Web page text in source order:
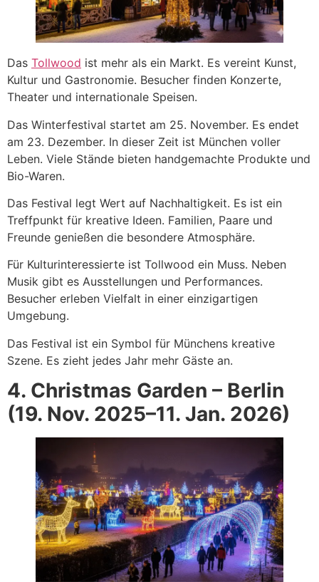
Das Tollwood ist mehr als ein Markt. Es vereint Kunst,
Kultur und Gastronomie. Besucher finden Konzerte,
Theater und internationale Speisen.
Das Winterfestival startet am 25. November. Es endet
am 23. Dezember. In dieser Zeit ist München voller
Leben. Viele Stände bieten handgemachte Produkte und
Bio-Waren.
Das Festival legt Wert auf Nachhaltigkeit. Es ist ein
Treffpunkt für kreative Ideen. Familien, Paare und
Freunde genießen die besondere Atmosphäre.
Für Kulturinteressierte ist Tollwood ein Muss. Neben
Musik gibt es Ausstellungen und Performances.
Besucher erleben Vielfalt in einer einzigartigen
Umgebung.
Das Festival ist ein Symbol für Münchens kreative
Szene. Es zieht jedes Jahr mehr Gäste an.
4. Christmas Garden – Berlin
(19. Nov. 2025–11. Jan. 2026)